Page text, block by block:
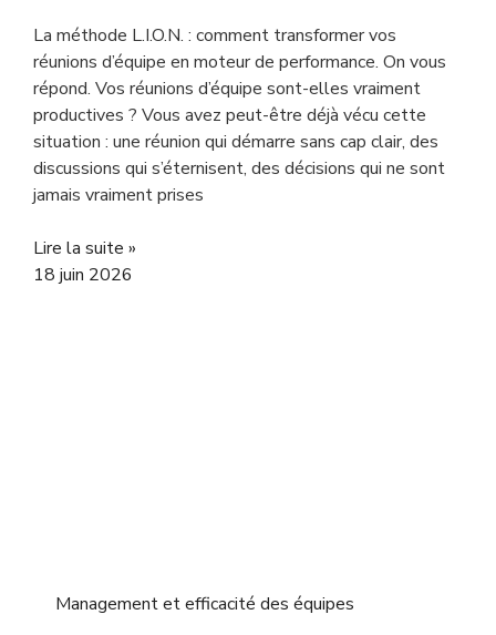
La méthode L.I.O.N. : comment transformer vos
réunions d’équipe en moteur de performance. On vous
répond. Vos réunions d’équipe sont-elles vraiment
productives ? Vous avez peut-être déjà vécu cette
situation : une réunion qui démarre sans cap clair, des
discussions qui s’éternisent, des décisions qui ne sont
jamais vraiment prises
Lire la suite »
18 juin 2026
Management et efficacité des équipes